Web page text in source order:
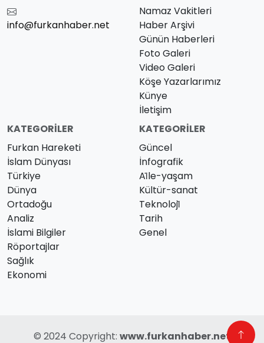
info@furkanhaber.net
Namaz Vakitleri
Haber Arşivi
Günün Haberleri
Foto Galeri
Video Galeri
Köşe Yazarlarımız
Künye
İletişim
KATEGORILER
Furkan Hareketi
İslam Dünyası
Türkiye
Dünya
Ortadoğu
Analiz
İslami Bilgiler
Röportajlar
Sağlık
Ekonomi
KATEGORILER
Güncel
İnfografik
Ai̇le-yaşam
Kültür-sanat
Teknoloji̇
Tarih
Genel
© 2024 Copyright: www.furkanhaber.net